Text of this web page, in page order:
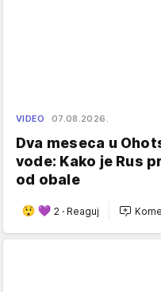
VIDEO 07.08.2026.
Dva meseca u
vode: Kako je Rus
od obale
2 · Reaguj